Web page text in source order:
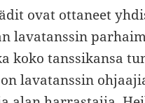
ovat ottaneet
lavatanssin
koko tanssikansa
lavatanssin